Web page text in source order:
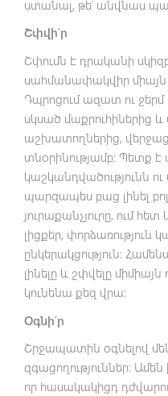
ստանալ, թե՛ անվնաս
Շփվի՛ր
Շփումն է դրականի
սահմանափակվիր միայն
Դպրոցում ազատ ու ջերմ
սկսած մաքրուհիներից
աշխատողներից,
տնօրինությամբ։ Պետք է
կաշկանդվածությունն ու
պարզապես բաց լինել
յուրաքանչյուրը, ում
լիցքեր, փորձառություն
ընկերակցություն։
լինելը և շփվելը
կունենա քեզ վրա։
Օգնի՛ր
Շրջապատին օգնելով
զգացողություններ։
որ հասակակիցդ